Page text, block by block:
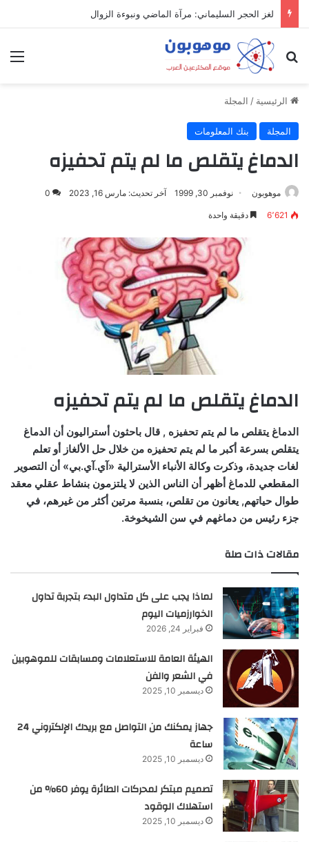
لغز الحجر السليماني: مرآة الماضي ونبوءة الزوال
بحث عن
الرئيسية / المجلة
المجلة بنك المعلومات
الدماغ يتقلص ما لم يتم تحفيزه
موهوبون نوفمبر 30, 1999 آخر تحديث: مارس 16, 2023 0
6٬621 دقيقة واحدة
الدماغ يتقلص ما لم يتم تحفيزه
الدماغ يتقلص ما لم يتم تحفيزه , قال باحثون أستراليون أن الدماغ
يتقلص بسرعة أكبر ما لم يتم تحفيزه من خلال حل الألغاز أو تعلم
لغات جديدة، وذكرت وكالة الأنباء الأسترالية «آي.آي.بي» أن التصوير
المقطعي للدماغ أظهر أن الناس الذين لا يلتزمون بنشاط عقلي معقد
طوال حياتهم, يعانون من تقلص، بنسبة مرتين أكثر من غيرهم، في
جزء رئيس من دماغهم في سن الشيخوخة.
مقالات ذات صلة
لماذا يجب على كل متداول البدء بتجربة تداول
الخوارزميات اليوم
فبراير 24, 2026
الهيئة العامة للاستعلامات ومسابقات للموهوبين
في الشعر والفن
ديسمبر 10, 2025
جهاز يمكنك من التواصل مع بريدك الإلكتروني 24
ساعة
ديسمبر 10, 2025
تصميم مبتكر لمحركات الطائرة يوفر 60% من
استهلاك الوقود
ديسمبر 10, 2025